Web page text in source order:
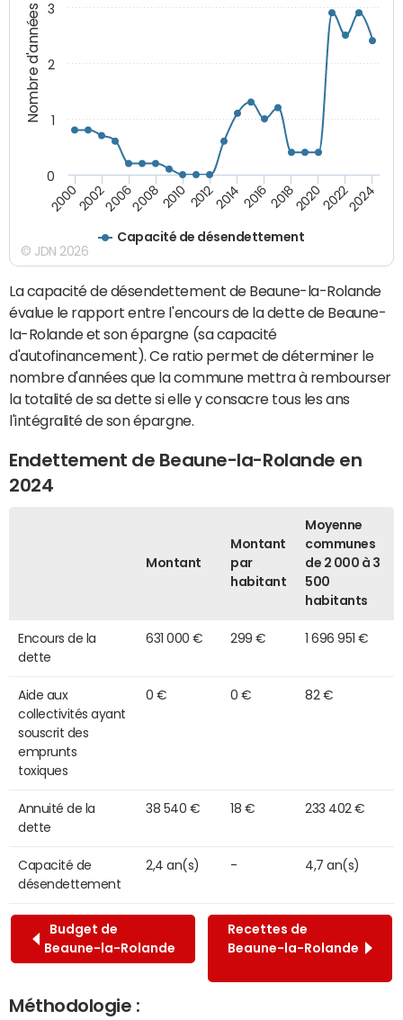
Nombre d'années
Capacité de désendettement
20002002200620082010 2012201420162018202020222024
0
1
2
3
© JDN 2026
La capacité de désendettement de Beaune-la-Rolande
évalue le rapport entre l'encours de la dette de Beaune-
la-Rolande et son épargne (sa capacité
d'autofinancement). Ce ratio permet de déterminer le
nombre d'années que la commune mettra à rembourser
la totalité de sa dette si elle y consacre tous les ans
l'intégralité de son épargne.
Endettement de Beaune-la-Rolande en
2024
Montant
Montant
par
habitant
Moyenne
communes
de 2 000 à 3
500
habitants
Encours de la
dette
631 000 € 299 € 1 696 951 €
Aide aux
collectivités ayant
souscrit des
emprunts
toxiques
0 € 0 € 82 €
Annuité de la
dette
38 540 € 18 € 233 402 €
Capacité de
désendettement
2,4 an(s) - 4,7 an(s)
Budget de
Beaune-la-Rolande
Recettes de
Beaune-la-Rolande
Méthodologie :